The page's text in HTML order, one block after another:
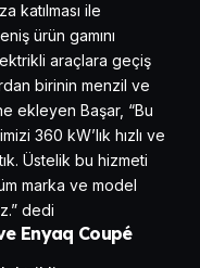
katılması ile
ürün gamını
araçlara geçiş
birinin menzil ve
ekleyen Başar, “Bu
360 kW’lık hızlı ve
Üstelik bu hizmeti
marka ve model
dedi
Enyaq Coupé